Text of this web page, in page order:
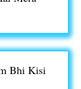
Bhi Kisi